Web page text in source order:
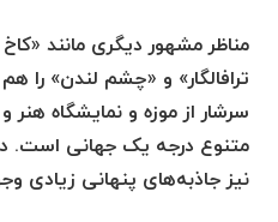
مناظر مشهور دیگری مانند
ترافالگار» و «چشم لندن» را
سرشار از موزه و نمایشگاه
نیز جاذبه‌های پنهانی زیادی